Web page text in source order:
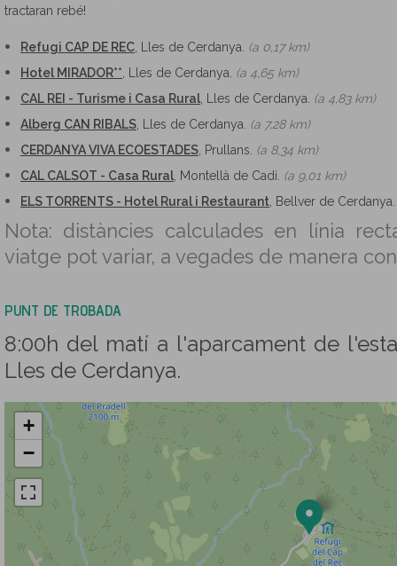
tractaran rebé!
Refugi CAP DE REC , Lles de Cerdanya. (a 0,17 km)
Hotel MIRADOR** , Lles de Cerdanya. (a 4,65 km)
CAL REI - Turisme i Casa Rural , Lles de Cerdanya. (a 4,83 km)
Alberg CAN RIBALS , Lles de Cerdanya. (a 7,28 km)
CERDANYA VIVA ECOESTADES , Prullans. (a 8,34 km)
CAL CALSOT - Casa Rural , Montellà de Cadí. (a 9,01 km)
ELS TORRENTS - Hotel Rural i Restaurant , Bellver de
Nota: distàncies calculades en línia
viatge pot variar, a vegades de manera
PUNT DE TROBADA
8:00h del matí a l'aparcament de
Lles de Cerdanya.
+
−